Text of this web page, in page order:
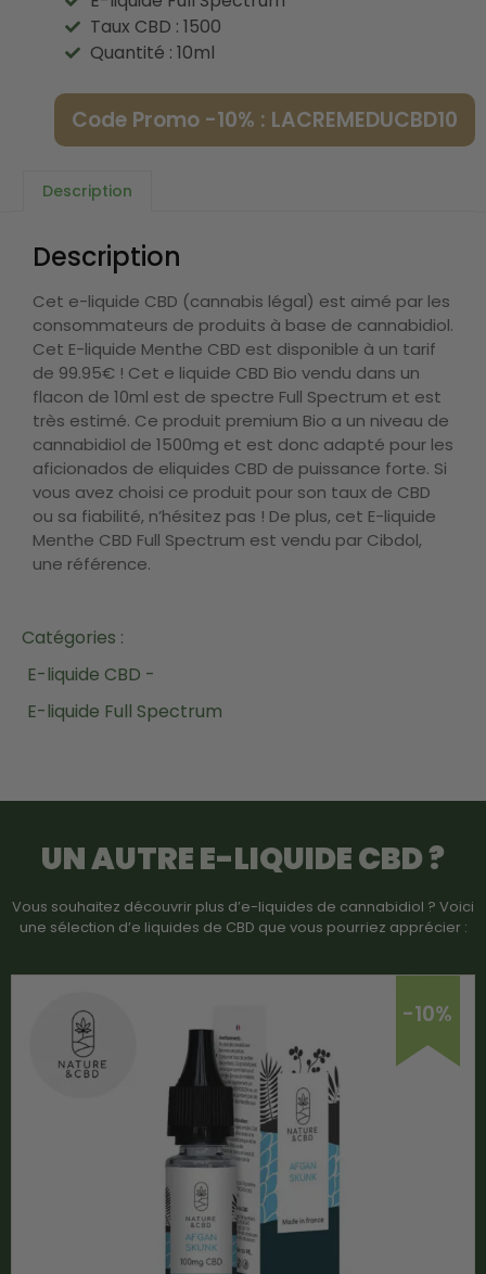
Taux CBD : 1500
Quantité : 10ml
Code Promo -10% : LACREMEDUCBD10
Description
Description
Cet e-liquide CBD (cannabis légal) est aimé par les
consommateurs de produits à base de cannabidiol.
Cet E-liquide Menthe CBD est disponible à un tarif
de 99.95€ ! Cet e liquide CBD Bio vendu dans un
flacon de 10ml est de spectre Full Spectrum et est
très estimé. Ce produit premium Bio a un niveau de
cannabidiol de 1500mg et est donc adapté pour les
aficionados de eliquides CBD de puissance forte. Si
vous avez choisi ce produit pour son taux de CBD
ou sa fiabilité, n’hésitez pas ! De plus, cet E-liquide
Menthe CBD Full Spectrum est vendu par Cibdol,
une référence.
Catégories :
E-liquide CBD -
E-liquide Full Spectrum
UN AUTREE-LIQUIDE CBD?
Vous souhaitez découvrir plus d’e-liquides de cannabidiol ? Voici
une sélection d’e liquides de CBD que vous pourriez apprécier :
-10%